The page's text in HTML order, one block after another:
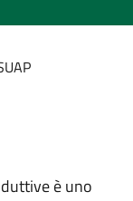
è uno